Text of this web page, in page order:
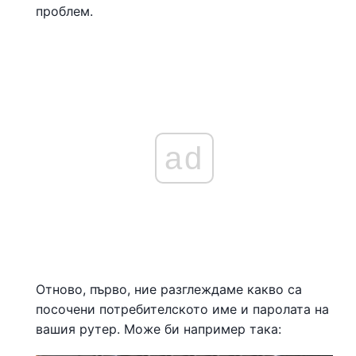
проблем.
ad
Отново, първо, ние разглеждаме какво са
посочени потребителското име и паролата на
вашия рутер. Може би например така: